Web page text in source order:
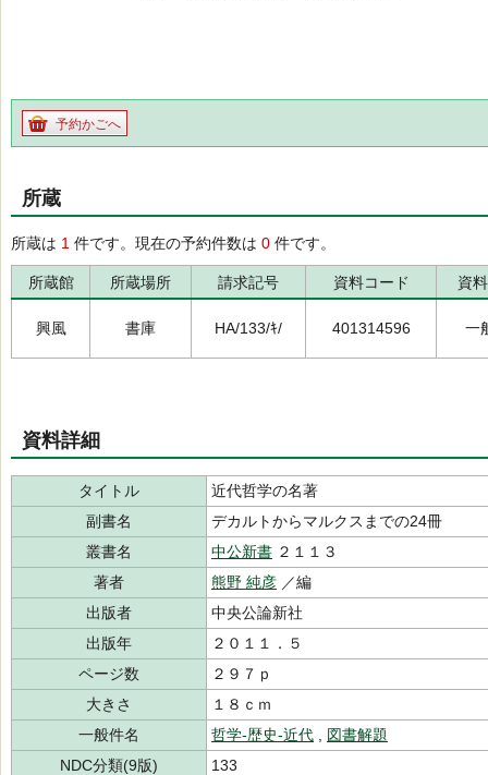
予約かごへ
所蔵
所蔵は 1 件です。現在の予約件数は 0 件です。
所蔵館 所蔵場所 請求記号 資料コード 資
興風 書庫 HA/133/ｷ/ 401314596 一
資料詳細
タイトル
近代哲学の名著
副書名
デカルトからマルクスまでの24冊
叢書名
中公新書 ２１１３
著者
熊野 純彦 ／編
出版者
中央公論新社
出版年
２０１１．５
ページ数
２９７ｐ
大きさ
１８ｃｍ
一般件名
哲学-歴史-近代
図書解題
NDC分類(9版)
133